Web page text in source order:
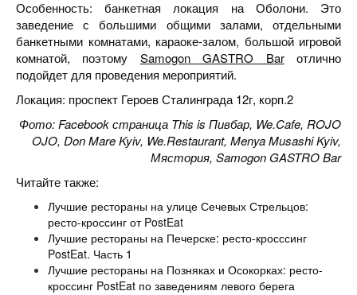
Особенность: банкетная локация на Оболони. Это
заведение с большими общими залами, отдельными
банкетными комнатами, караоке-залом, большой игровой
комнатой, поэтому Samogon GASTRO Barотлично
подойдет для проведения мероприятий.
Локация: проспект Героев Сталинграда 12г, корп.2
Фото: Facebook страница This is Пивбар, We.Cafe, ROJO
OJO, Don Mare Kyiv, We.Restaurant, Menya Musashi Kyiv,
Мястория, Samogon GASTRO Bar
Читайте также:
Лучшие рестораны на улице Сечевых Стрельцов:
ресто-кроссинг от PostEat
Лучшие рестораны на Печерске: ресто-кросссинг
PostEat. Часть 1
Лучшие рестораны на Позняках и Осокорках: ресто-
кроссинг PostEat по заведениям левого берега